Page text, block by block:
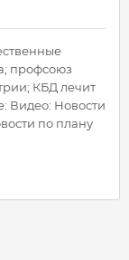
профсоюз
КБД лечит
Видео: Новости
по плану